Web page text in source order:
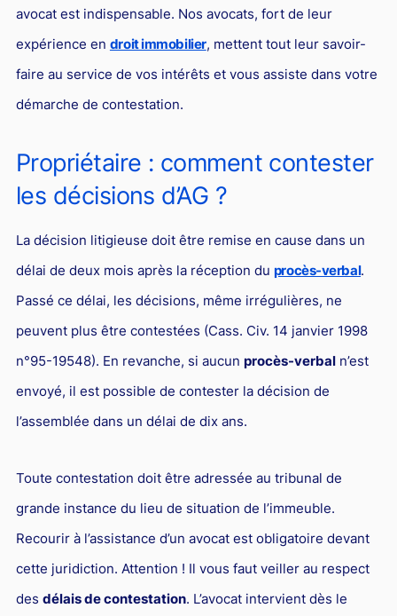
Droit du sport
avocat est indispensable. Nos avocats, fort de leur
expérience en droit immobilier, mettent tout leur savoir-
faire au service de vos intérêts et vous assiste dans votre
démarche de contestation.
Propriétaire : comment contester
les décisions d’AG ?
La décision litigieuse doit être remise en cause dans un
délai de deux mois après la réception du procès-verbal.
Passé ce délai, les décisions, même irrégulières, ne
peuvent plus être contestées (Cass. Civ. 14 janvier 1998
n°95-19548). En revanche, si aucun procès-verbaln’est
envoyé, il est possible de contester la décision de
l’assemblée dans un délai de dix ans.
Toute contestation doit être adressée au tribunal de
grande instance du lieu de situation de l’immeuble.
Recourir à l’assistance d’un avocat est obligatoire devant
cette juridiction. Attention ! Il vous faut veiller au respect
des délais de contestation. L’avocat intervient dès le